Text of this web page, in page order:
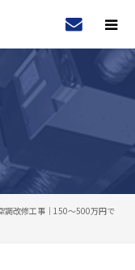
調改修工事｜150〜500万円で